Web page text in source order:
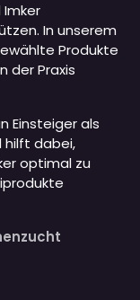
Imker
In unserem
Produkte
der Praxis
Einsteiger als
hilft dabei,
optimal zu